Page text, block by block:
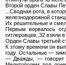
Второй орден Славы
...Сводная рота, в
железнодорожной
Их решительные и
Первым ворвалось
гитлеровцев, 32 взяли
Орден Славы третьей
К этому времени он
году. Остальные —
— Дважды, — говорит